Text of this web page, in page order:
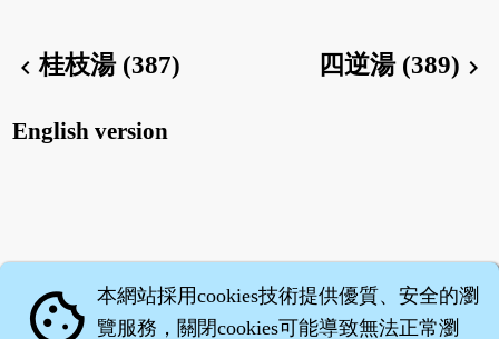
chevron_left桂枝湯 (387) 四逆湯 (389) chevron_right
English version
cookie 本網站採用cookies技術提供優質、安全的瀏
覽服務，關閉cookies可能導致無法正常瀏